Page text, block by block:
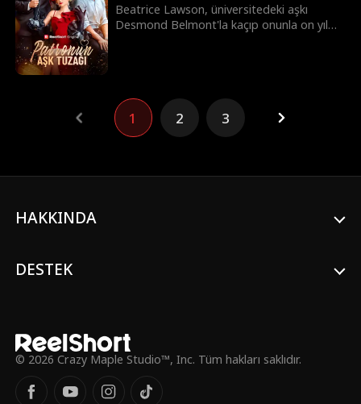
Beatrice Lawson, üniversitedeki aşkı
Desmond Belmont'la kaçıp onunla on yıl
bırakmaya karar verir. Yeni bir daire ve yeni
bir kariyerle kendi adını duyurmaya
başladığı sırada, gizemli ve çekici Damian
acı ve fedakarlığa değip değmediğini yoksa
1 2 3
HAKKINDA
DESTEK
© 2026 Crazy Maple Studio™, Inc. Tüm hakları saklıdır.